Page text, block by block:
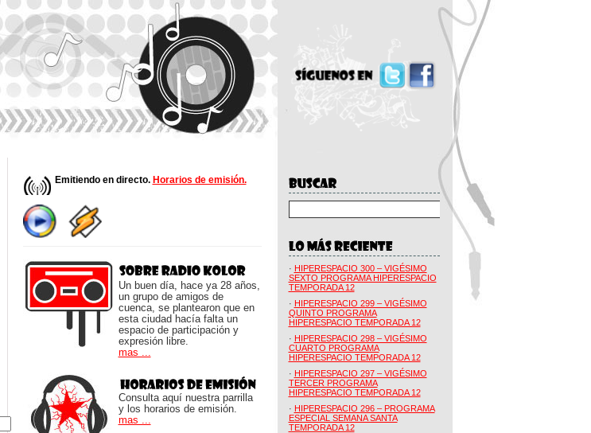
Emitiendo en directo. Horarios de emisión.
Un buen día, hace ya 28 años,
un grupo de amigos de
cuenca, se plantearon que en
esta ciudad hacía falta un
espacio de participación y
expresión libre.
mas ...
Consulta aquí nuestra parrilla
y los horarios de emisión.
mas ...
· HIPERESPACIO 300 – VIGÉSIMO
SEXTO PROGRAMA HIPERESPACIO
TEMPORADA 12
· HIPERESPACIO 299 – VIGÉSIMO
QUINTO PROGRAMA
HIPERESPACIO TEMPORADA 12
· HIPERESPACIO 298 – VIGÉSIMO
CUARTO PROGRAMA
HIPERESPACIO TEMPORADA 12
· HIPERESPACIO 297 – VIGÉSIMO
TERCER PROGRAMA
HIPERESPACIO TEMPORADA 12
· HIPERESPACIO 296 – PROGRAMA
ESPECIAL SEMANA SANTA
TEMPORADA 12